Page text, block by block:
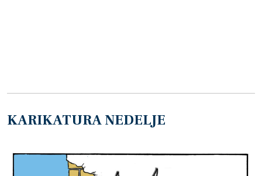
KARIKATURA NEDELJE